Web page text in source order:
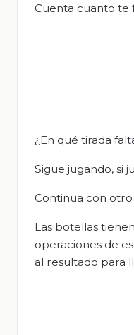
Cuenta cuanto te
¿En qué tirada
Sigue jugando, si
Continua con
Las botellas
operaciones de
al resultado para